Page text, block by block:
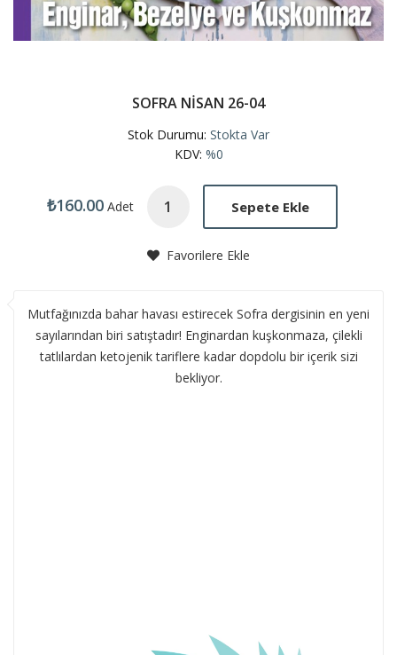
SOFRA NİSAN 26-04
Stok Durumu: Stokta Var
KDV: %0
₺160.00 Adet Sepete Ekle
Favorilere Ekle
Mutfağınızda bahar havası estirecek Sofra dergisinin en yeni
sayılarından biri satıştadır! Enginardan kuşkonmaza, çilekli
tatlılardan ketojenik tariflere kadar dopdolu bir içerik sizi
bekliyor.